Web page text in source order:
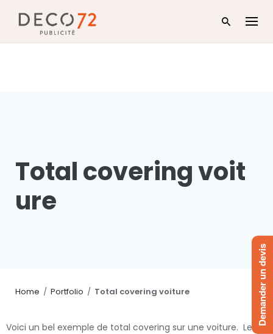
Total covering voit
ure
Home / Portfolio / Total covering voiture
Voici un bel exemple de total covering sur une voiture. Les
Demander un devis